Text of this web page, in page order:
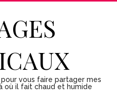
vous faire partager mes
où il fait chaud et humide